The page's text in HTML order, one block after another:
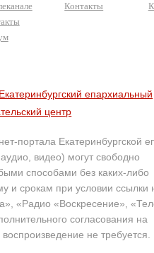
Контакты
Екатеринбургский епархиальный
центр
портала Екатеринбургской
видео) могут свободно
способами без каких-либо
и срокам при условии ссылки
«Радио «Воскресение»,
согласования на
не требуется.